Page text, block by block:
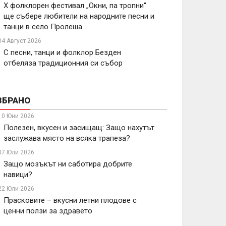
X фолклорен фестивал „Окни, па тропни“
ще събере любители на народните песни и
танци в село Пролеша
Август 2026
С песни, танци и фолклор Безден
отбеляза традиционния си събор
Юни 2026
Полезен, вкусен и засищащ: Защо нахутът
заслужава място на всяка трапеза?
Юли 2026
Защо мозъкът ни саботира добрите
навици?
Юли 2026
Прасковите – вкусни летни плодове с
ценни ползи за здравето